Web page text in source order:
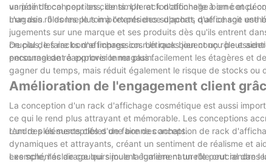
variété de conceptions, de simple et fonctionnelle à orné et
un point focal pour les clients. Un rack d'affichage bien conçu
magasin. Il donne le ton à l'expérience d'achat, que ce soit
L'un des rôles les plus importants des supports d'affichage
jugements sur une marque et ses produits dès qu'ils entrent
crucial de faire bonne impression. Un rack bien conçu peut
encourageant à explorer le magasin.
De plus, les racks d'affichage cosmétiques jouent un rôle
personnel de réapprovisionner plus facilement les étagères et
gagner du temps, mais réduit également le risque de stocks ou
Amélioration de l'engagement client
La conception d'un rack d'affichage cosmétique est aussi
ce qui le rend plus attrayant et mémorable. Les conceptions
rendre plus susceptibles de faire des achats.
L'un des éléments clés d'une bonne conception de rack
dynamiques et attrayants, créant un sentiment de réalisme et
exemple, l'éclairage qui simule la lumière naturelle peut rendre
Les schémas de couleurs jouent également un rôle crucial